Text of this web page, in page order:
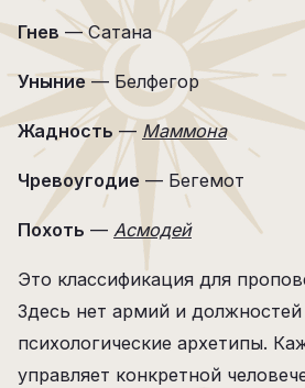
Гнев— Сатана
Уныние— Белфегор
Жадность — Маммона
Чревоугодие — Бегемот
Похоть — Асмодей
Это классификация для
Здесь нет армий и
психологические архетипы.
управляет конкретной